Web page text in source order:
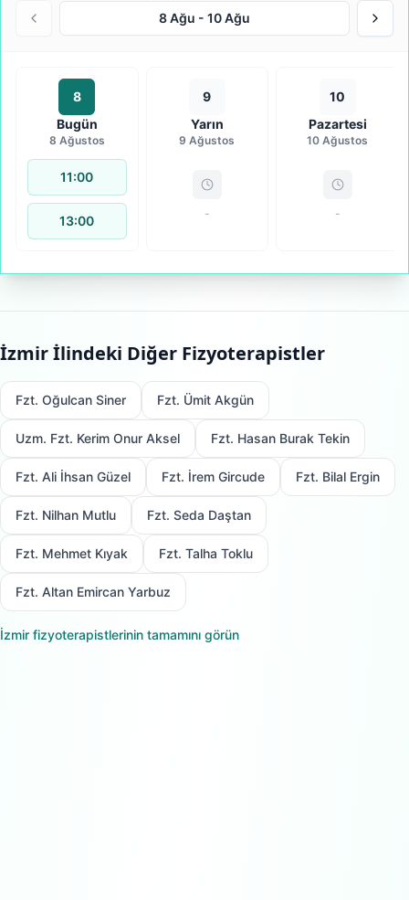
8 Ağu - 10 Ağu
8
Bugün
8 Ağustos
11:00
13:00
9
Yarın
9 Ağustos
-
10
Pazartesi
10 Ağustos
-
İzmirİlindeki Diğer Fizyoterapistler
Fzt. Oğulcan Siner Fzt. Ümit Akgün
Uzm. Fzt. Kerim Onur Aksel Fzt. Hasan Burak Tekin
Fzt. Ali İhsan Güzel Fzt. İrem Gircude Fzt. Bilal Ergin
Fzt. Nilhan Mutlu Fzt. Seda Daştan
Fzt. Mehmet Kıyak Fzt. Talha Toklu
Fzt. Altan Emircan Yarbuz
İzmir fizyoterapistlerinin tamamını görün